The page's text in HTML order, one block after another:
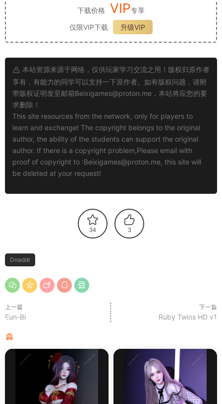
下载价格 VIP专享
仅限VIP下载
升级VIP
本站资源来源于网络，仅供玩家学习交流之用！版权归原作者
享有，有能力的同学可以支持一下原作者。如有版权问题，请附
带版权证明发至邮箱Beixigames@proton.me ，本站将应您的要
求删除！
This site resources from the network, only for players to
learn and exchange! The copyright belongs to the original
author, the ability of the students can support the original
author. If there is a copyright problem,Please email with
proof of copyright to :Beixigames@proton.me, this site will
be deleted at your request!
34 3
Dnaddr
上一篇
Eun-Bi
下一篇
Ruby Twins HD v1